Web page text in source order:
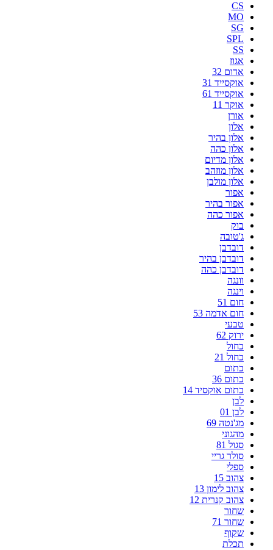
CS
MO
SG
SPL
SS
אגוז
אדום 32
אוקסייד 31
אוקסייד 61
אוקר 11
אורן
אלון
אלון בהיר
אלון כהה
אלון מדיום
אלון מוזהב
אלון מולבן
אפור
אפור בהיר
אפור כהה
בוק
ג'טובה
דובדבן
דובדבן בהיר
דובדבן כהה
וונגה
וינגה
חום 51
חום אדמה 53
טבעי
ירוק 62
כחול
כחול 21
כתום
כתום 36
כתום אוקסיד 14
לבן
לבן 01
מג'נטה 69
מהגוני
סגול 81
סולר גריי
ספלי
צהוב 15
צהוב לימון 13
צהוב קנרית 12
שחור
שחור 71
שקוף
תכלת